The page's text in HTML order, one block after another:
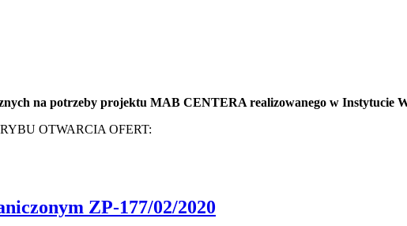
na potrzeby projektu MAB CENTERA realizowanego w Instytucie
OTWARCIA OFERT:
ZP-177/02/2020